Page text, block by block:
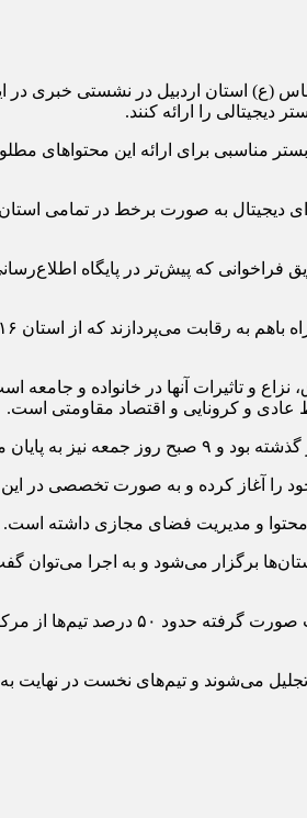
استان اردبیل در نشستی خبری در
برای ارائه این محتواهای
دیجیتال به صورت برخط در تمامی
که پیش‌تر در پایگاه
و تاثیرات آنها در خانواده و
عادی و کرونایی و اقتصاد مقاومتی است.
را آغاز کرده و به صورت تخصصی در
محتوا و مدیریت فضای مجازی داشته است.
۲ سال است که به صورت مقدماتی در استان‌ها برگزار
می‌شوند و تیم‌های نخست در نهایت